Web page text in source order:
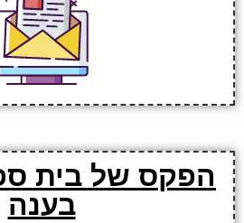
הפקס של בית
בענה